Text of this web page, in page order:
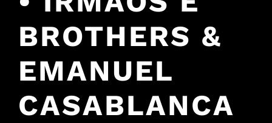
BROTHERS &
EMANUEL
CASABLANCA